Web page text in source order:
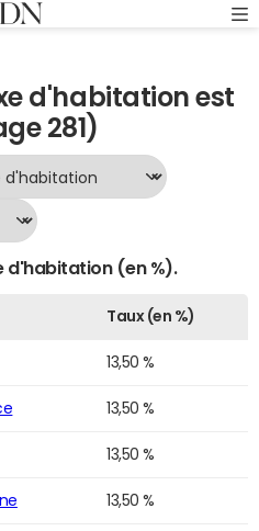
la plus élevée Page 281
d'habitation est
281)
d'habitation (en %).
Taux (en %)
13,50 %
13,50 %
13,50 %
13,50 %